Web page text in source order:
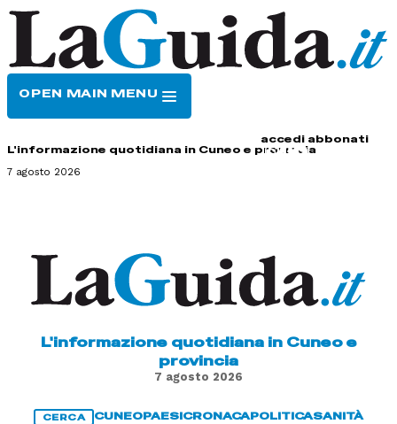
OPEN MAIN MENU
accedi abbonati
L'informazione quotidiana in Cuneo e provincia
7 agosto 2026
L'informazione quotidiana in Cuneo e
provincia
7 agosto 2026
CERCA CUNEOPAESICRONACAPOLITICASANITÀ